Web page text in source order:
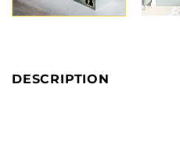
DESCRIPTION